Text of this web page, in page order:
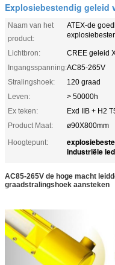
Explosiebestendig geleid
Naam van het
product:
ATEX-de
Lichtbron:
CREE geleid
Ingangsspanning:AC85-265V
Stralingshoek:
120 graad
Leven:
> 50000h
Ex teken:
Exd IIB + H2
Product Maat:
ø90X800mm
Hoogtepunt:
industriële
AC85-265V de hoge macht
graadstralingshoek aansteken